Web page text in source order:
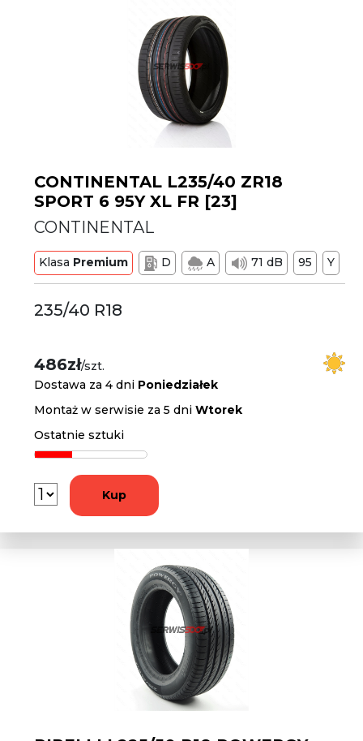
CONTINENTAL L235/40 ZR18
SPORT 6 95Y XL FR [23]
CONTINENTAL
Klasa Premium D A 71 dB 95 Y
235/40 R18
486zł/szt.
Dostawa za 4 dni Poniedziałek
Montaż w serwisie za 5 dniWtorek
Ostatnie sztuki
Kup